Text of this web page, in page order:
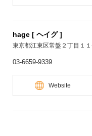
hage [ ヘイグ ]
東京都江東区常盤２丁目１
03-6659-9339
Website